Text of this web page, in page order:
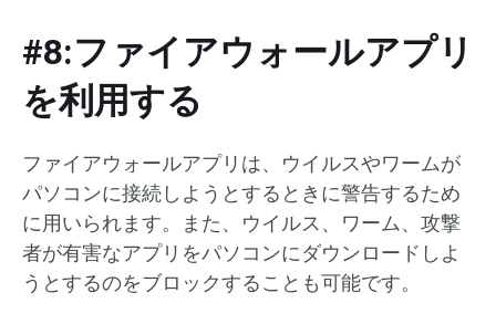
#8:ファイアウォールアプリ
を利用する
ファイアウォールアプリは、ウイルスやワームが
パソコンに接続しようとするときに警告するため
に用いられます。また、ウイルス、ワーム、攻撃
者が有害なアプリをパソコンにダウンロードしよ
うとするのをブロックすることも可能です。